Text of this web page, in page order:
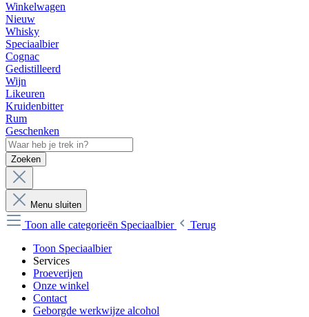
Winkelwagen
Nieuw
Whisky
Speciaalbier
Cognac
Gedistilleerd
Wijn
Likeuren
Kruidenbitter
Rum
Geschenken
Zoeken
Menu sluiten
Toon alle categorieën Speciaalbier
Terug
Toon Speciaalbier
Services
Proeverijen
Onze winkel
Contact
Geborgde werkwijze alcohol